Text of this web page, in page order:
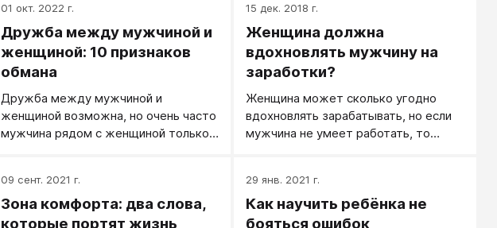
срочно отходите в строну и забудьте
о нём навсегда.
01 окт. 2022 г.
Дружба между мужчиной и
женщиной: 10 признаков
обмана
Дружба между мужчиной и
женщиной возможна, но очень часто
мужчина рядом с женщиной только
15 дек. 2018 г.
Женщина должна
вдохновлять мужчину на
заработки?
Женщина может сколько угодно
вдохновлять зарабатывать, но если
мужчина не умеет работать, то
него закономерно не получается
(ведь не умеет же!), у него
опускаются руки.
09 сент. 2021 г.
Зона комфорта: два слова,
которые портят жизнь
29 янв. 2021 г.
Как научить ребёнка не
бояться ошибок